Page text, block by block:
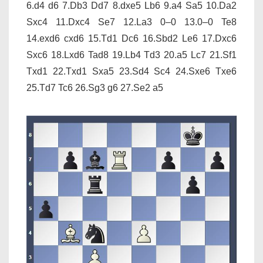
6.d4 d6 7.Db3 Dd7 8.dxe5 Lb6 9.a4 Sa5 10.Da2
Sxc4 11.Dxc4 Se7 12.La3 0–0 13.0–0 Te8
14.exd6 cxd6 15.Td1 Dc6 16.Sbd2 Le6 17.Dxc6
Sxc6 18.Lxd6 Tad8 19.Lb4 Td3 20.a5 Lc7 21.Sf1
Txd1 22.Txd1 Sxa5 23.Sd4 Sc4 24.Sxe6 Txe6
25.Td7 Tc6 26.Sg3 g6 27.Se2 a5